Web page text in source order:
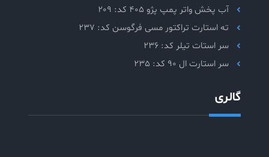
آب پخش واتر پمپ پژو 405 کد: 209
ته استارت تراکتور مسی فرگوسن کد: 237
سر استات تیلر کد: 236
سر استارت ال 90 کد: 235
گالری